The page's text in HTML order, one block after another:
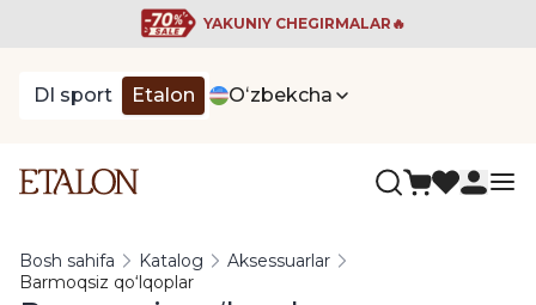
YAKUNIY CHEGIRMALAR🔥
DI sport Etalon Oʻzbekcha
Bosh sahifa Katalog
Aksessuarlar
Barmoqsiz qo‘lqoplar